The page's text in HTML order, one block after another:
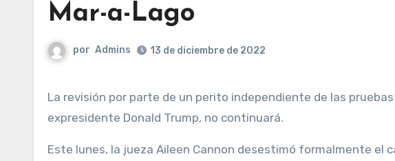
Mar-a-Lago
por Admins 13 de diciembre de 2022
La revisión por parte de un perito independiente de las pruebas incautadas en Mar-a-Lago, residencial del
expresidente Donald Trump, no continuará.
Este lunes, la jueza Aileen Cannon desestimó formalmente el